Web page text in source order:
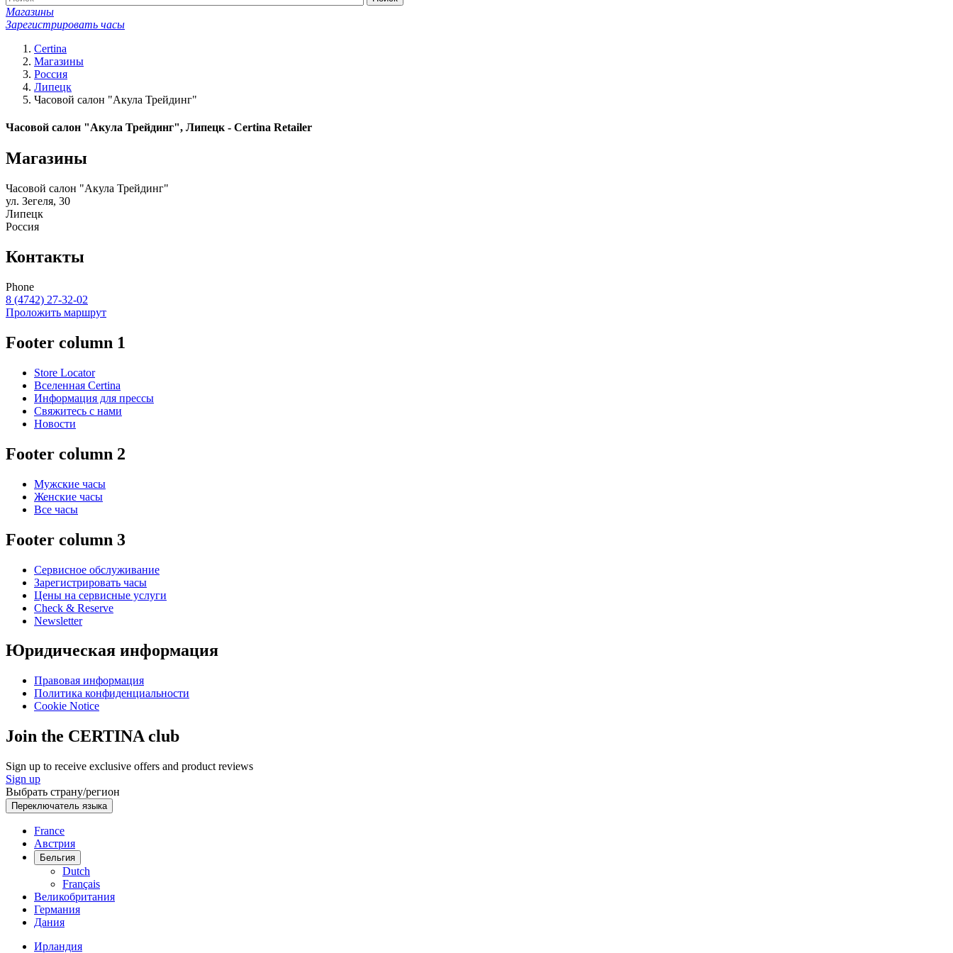
Магазины
Зарегистрировать часы
Certina
Магазины
Россия
Липецк
Часовой салон "Акула Трейдинг"
Часовой салон "Акула Трейдинг", Липецк - Certina Retailer
Магазины
Часовой салон "Акула Трейдинг"
ул. Зегеля, 30
Липецк
Россия
Контакты
Phone
8 (4742) 27-32-02
Проложить маршрут
Footer column 1
Store Locator
Вселенная Certina
Информация для прессы
Свяжитесь с нами
Новости
Footer column 2
Мужские часы
Женские часы
Все часы
Footer column 3
Сервисное обслуживание
Зарегистрировать часы
Цены на сервисные услуги
Check & Reserve
Newsletter
Юридическая информация
Правовая информация
Политика конфиденциальности
Cookie Notice
Join the CERTINA club
Sign up to receive exclusive offers and product reviews
Sign up
Выбрать страну/регион
Переключатель языка
France
Австрия
Бельгия
Dutch
Français
Великобритания
Германия
Дания
Ирландия